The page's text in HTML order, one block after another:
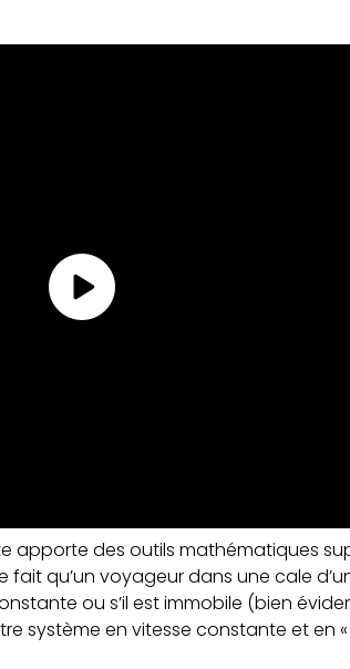
apporte des outils mathématiques
fait qu’un voyageur dans une cale
ou s’il est immobile (bien
système en vitesse constante et en «